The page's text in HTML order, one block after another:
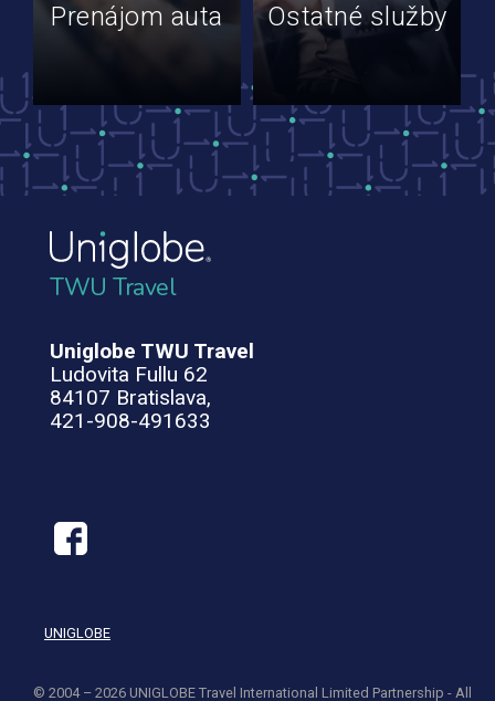
Prenájom auta Ostatné služby
TWU Travel
Uniglobe TWU Travel
Ludovita Fullu 62
84107 Bratislava,
421-908-491633
UNIGLOBE
© 2004 – 2026 UNIGLOBE Travel International Limited Partnership - All